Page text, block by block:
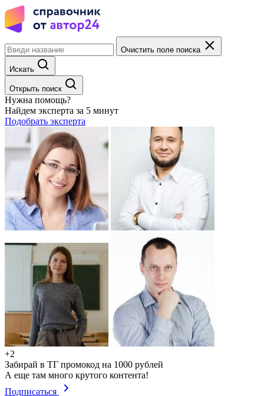
Очистить поле поиска
Искать
Открыть поиск
Нужна помощь?
Найдем эксперта за 5 минут
Подобрать эксперта
+2
Забирай в ТГ промокод на 1000 рублей
А еще там много крутого контента!
Подписаться